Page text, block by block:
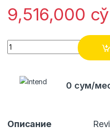
9,516,000
Quantity
0 сум/
Описание